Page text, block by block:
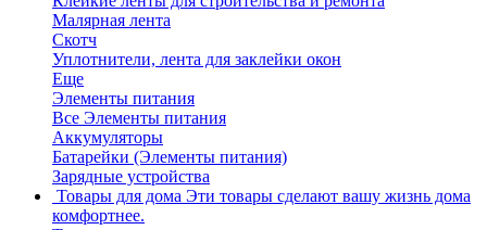
Малярная лента
Скотч
Уплотнители, лента для заклейки окон
Еще
Элементы питания
Все Элементы питания
Аккумуляторы
Батарейки (Элементы питания)
Зарядные устройства
Товары для дома Эти товары сделают вашу жизнь дома
комфортнее.